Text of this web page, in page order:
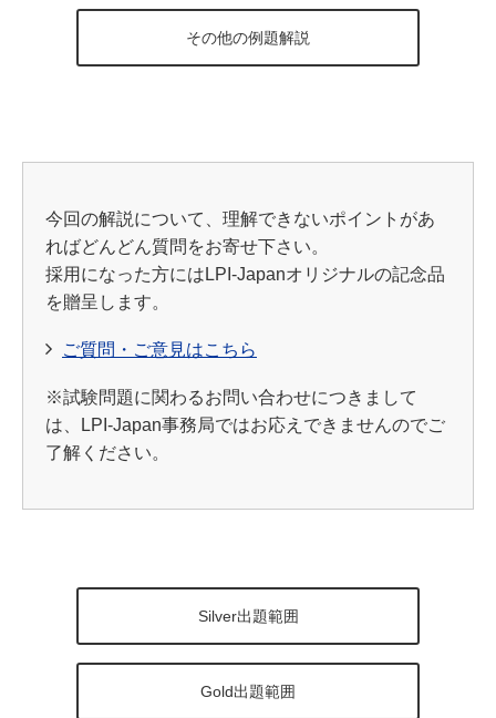
その他の例題解説
今回の解説について、理解できないポイントがあ
ればどんどん質問をお寄せ下さい。
採用になった方にはLPI-Japanオリジナルの記念品
を贈呈します。
ご質問・ご意見はこちら
※試験問題に関わるお問い合わせにつきまして
は、LPI-Japan事務局ではお応えできませんのでご
了解ください。
Silver出題範囲
Gold出題範囲